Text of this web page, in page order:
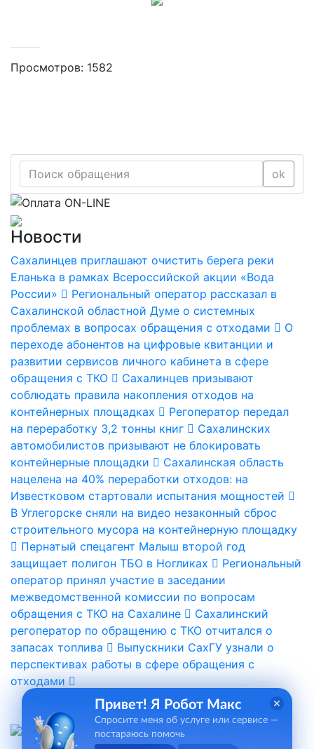
Просмотров: 1582
ok
Новости
Сахалинцев приглашают очистить берега реки
Еланька в рамках Всероссийской акции «Вода
России»
Региональный оператор рассказал в
Сахалинской областной Думе о системных
проблемах в вопросах обращения с отходами
О
переходе абонентов на цифровые квитанции и
развитии сервисов личного кабинета в сфере
обращения с ТКО
Сахалинцев призывают
соблюдать правила накопления отходов на
контейнерных площадках
Регоператор передал
на переработку 3,2 тонны книг
Сахалинских
автомобилистов призывают не блокировать
контейнерные площадки
Сахалинская область
нацелена на 40% переработки отходов: на
Известковом стартовали испытания мощностей
В Углегорске сняли на видео незаконный сброс
строительного мусора на контейнерную площадку
Пернатый спецагент Малыш второй год
защищает полигон ТБО в Ногликах
Региональный
оператор принял участие в заседании
межведомственной комиссии по вопросам
обращения с ТКО на Сахалине
Сахалинский
регоператор по обращению с ТКО отчитался о
запасах топлива
Выпускники СахГУ узнали о
перспективах работы в сфере обращения с
отходами
Привет! Я Робот Макс
Спросите меня об услуге или сервисе —
постараюсь помочь